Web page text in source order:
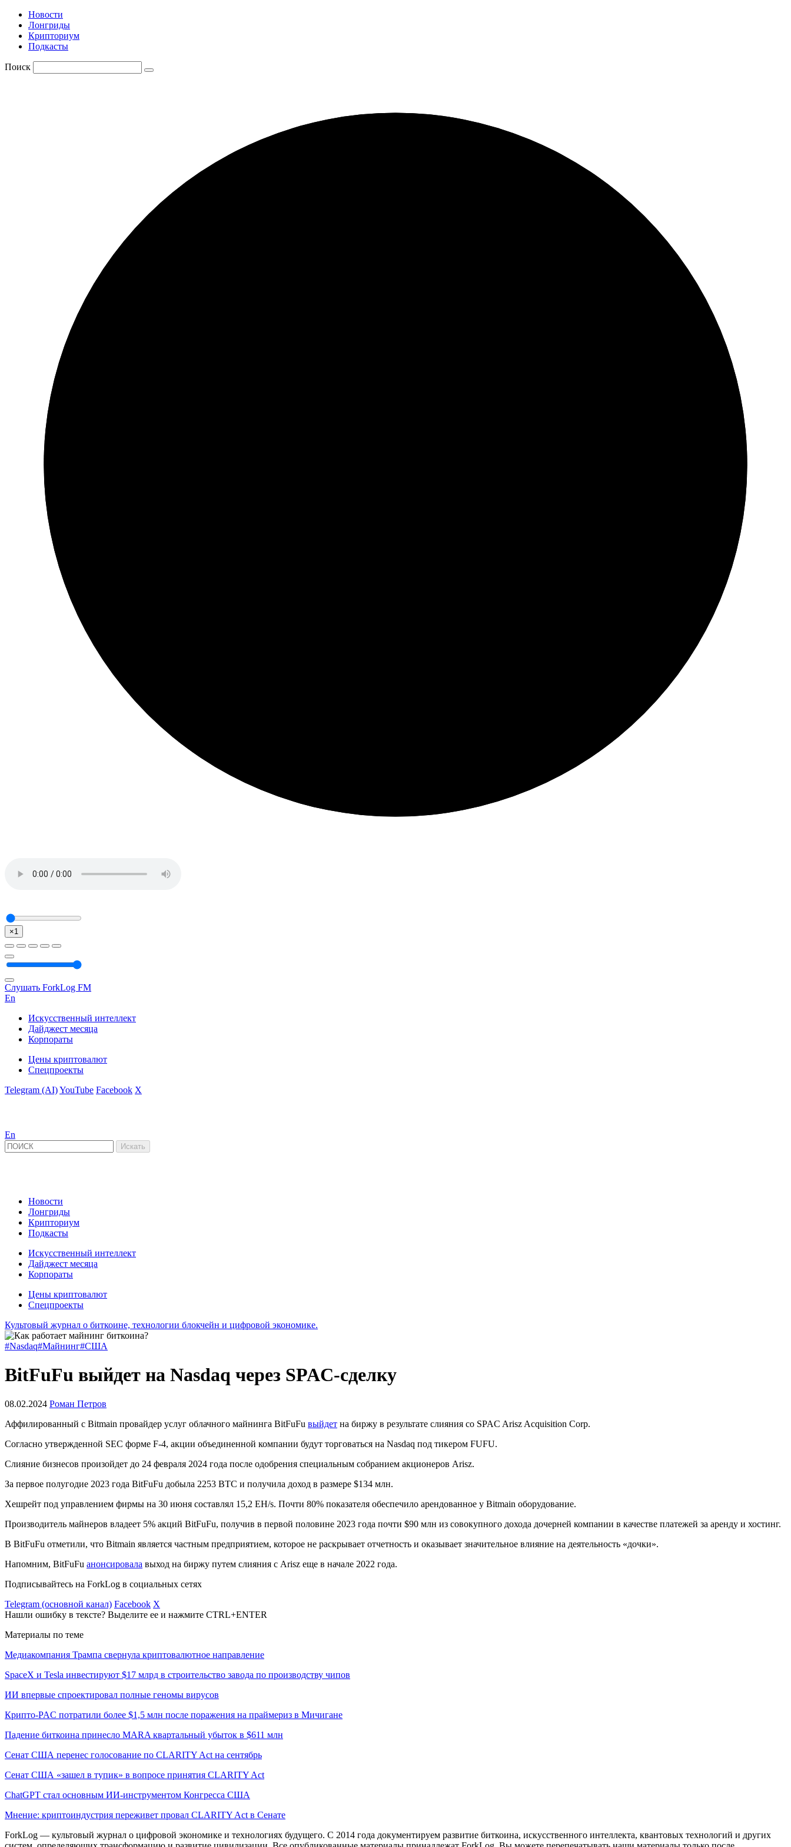
Новости
Лонгриды
Крипториум
Подкасты
Поиск
×1
Слушать ForkLog FM
En
Искусственный интеллект
Дайджест месяца
Корпораты
Цены криптовалют
Спецпроекты
Telegram (AI)YouTube Facebook X
En
Новости
Лонгриды
Крипториум
Подкасты
Искусственный интеллект
Дайджест месяца
Корпораты
Цены криптовалют
Спецпроекты
Культовый журнал о биткоине, технологии блокчейн и цифровой экономике.
#Nasdaq#Майнинг#США
BitFuFu выйдет на Nasdaq через SPAC-сделку
08.02.2024 Роман Петров
Аффилированный с Bitmain провайдер услуг облачного майнинга BitFuFu выйдет на биржу в результате слияния со SPAC Arisz Acquisition Corp.
Согласно утвержденной SEC форме F-4, акции объединенной компании будут торговаться на Nasdaq под тикером FUFU.
Слияние бизнесов произойдет до 24 февраля 2024 года после одобрения специальным собранием акционеров Arisz.
За первое полугодие 2023 года BitFuFu добыла 2253 BTC и получила доход в размере $134 млн.
Хешрейт под управлением фирмы на 30 июня составлял 15,2 EH/s. Почти 80% показателя обеспечило арендованное у Bitmain оборудование.
Производитель майнеров владеет 5% акций BitFuFu, получив в первой половине 2023 года почти $90 млн из совокупного дохода дочерней компании в качестве платежей за аренду и хостинг.
В BitFuFu отметили, что Bitmain является частным предприятием, которое не раскрывает отчетность и оказывает значительное влияние на деятельность «дочки».
Напомним, BitFuFu анонсировала выход на биржу путем слияния с Arisz еще в начале 2022 года.
Подписывайтесь на ForkLog в социальных сетях
Telegram (основной канал) Facebook X
Нашли ошибку в тексте? Выделите ее и нажмите CTRL+ENTER
Материалы по теме
Медиакомпания Трампа свернула криптовалютное направление
SpaceX и Tesla инвестируют $17 млрд в строительство завода по производству чипов
ИИ впервые спроектировал полные геномы вирусов
Крипто-PAC потратили более $1,5 млн после поражения на праймериз в Мичигане
Падение биткоина принесло MARA квартальный убыток в $611 млн
Сенат США перенес голосование по CLARITY Act на сентябрь
Сенат США «зашел в тупик» в вопросе принятия CLARITY Act
ChatGPT стал основным ИИ-инструментом Конгресса США
Мнение: криптоиндустрия переживет провал CLARITY Act в Сенате
ForkLog — культовый журнал о цифровой экономике и технологиях будущего. С 2014 года документируем развитие биткоина, искусственного интеллекта, квантовых технологий и других